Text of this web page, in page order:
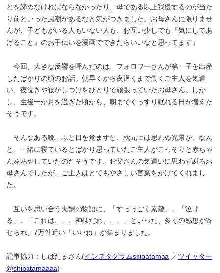
とを諦めなければならなかったり、母である以上我慢するのが当た
り前といった風潮があるなと気がつきました。お母さんに限りませ
んが、子どもがいる人もいない人も、お互い少しでも『気にしてあ
げること』のお手伝いを漫画でできたらいいなと思ってます」
今回、大きな反響を呼んだのは、フォロワーさんが第一子を出産
したばかりの頃のお話。朝早くから夜遅くまで働くご主人を気遣
い、夜泣きや寝かしつけをひとりで頑張っていたお母さん。しか
し、生後一か月を過ぎた頃から、朝までぐっすり眠れる日が増えた
そうです。
そんなある晩、ふと目を覚ますと、枕元には思わぬ光景が。なん
と、一緒に寝ているとばかり思っていたご主人がこっそりと赤ちゃ
んをあやしていたのだそうです。お父さんの気遣いに思わず謝るお
母さんでしたが、ご主人はとてもやさしい言葉をかけてくれまし
た。
互いを思い合う夫婦の物語に、「すっっごく素敵」、「泣け
る」、「これは、、、神様だわ、、、」といった、多くの感想が寄
せられ、7万件近い「いいね」が集まりました。
記事協力：しばたまさん(インスタグラムshibatamaa ／ツイッター
@shibatamaaaa)